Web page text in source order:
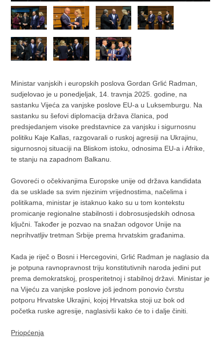
Ministar vanjskih i europskih poslova Gordan Grlić Radman,
sudjelovao je u ponedjeljak, 14. travnja 2025. godine, na
sastanku Vijeća za vanjske poslove EU-a u Luksemburgu. Na
sastanku su šefovi diplomacija država članica, pod
predsjedanjem visoke predstavnice za vanjsku i sigurnosnu
politiku Kaje Kallas, razgovarali o ruskoj agresiji na Ukrajinu,
sigurnosnoj situaciji na Bliskom istoku, odnosima EU-a i Afrike,
te stanju na zapadnom Balkanu.
Govoreći o očekivanjima Europske unije od država kandidata
da se usklade sa svim njezinim vrijednostima, načelima i
politikama, ministar je istaknuo kako su u tom kontekstu
promicanje regionalne stabilnosti i dobrosusjedskih odnosa
ključni. Također je pozvao na snažan odgovor Unije na
neprihvatljiv tretman Srbije prema hrvatskim građanima.
Kada je riječ o Bosni i Hercegovini, Grlić Radman je naglasio da
je potpuna ravnopravnost triju konstitutivnih naroda jedini put
prema demokratskoj, prosperitetnoj i stabilnoj državi. Ministar je
na Vijeću za vanjske poslove još jednom ponovio čvrstu
potporu Hrvatske Ukrajini, kojoj Hrvatska stoji uz bok od
početka ruske agresije, naglasivši kako će to i dalje činiti.
Priopćenja